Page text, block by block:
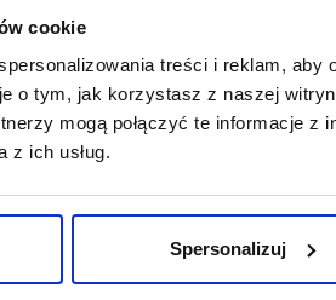
cookie
treści i reklam, aby
o tym, jak korzystasz z naszej
mogą połączyć te informacje z
z ich usług.
Spersonalizuj
brzmi motto przewodnie komunikacji
i kolorowymi balsamami do ust),
rowerowe akcje m.in. na Dzień
Przycisk” we wszystkich sześciu
stałych klientów w Multi!Apce – czyli
akcje paragonowe czy
świąteczne w całej Polsce.
z dziećmi, takie jak „Minionkowe
Plaza) oraz spotkania z